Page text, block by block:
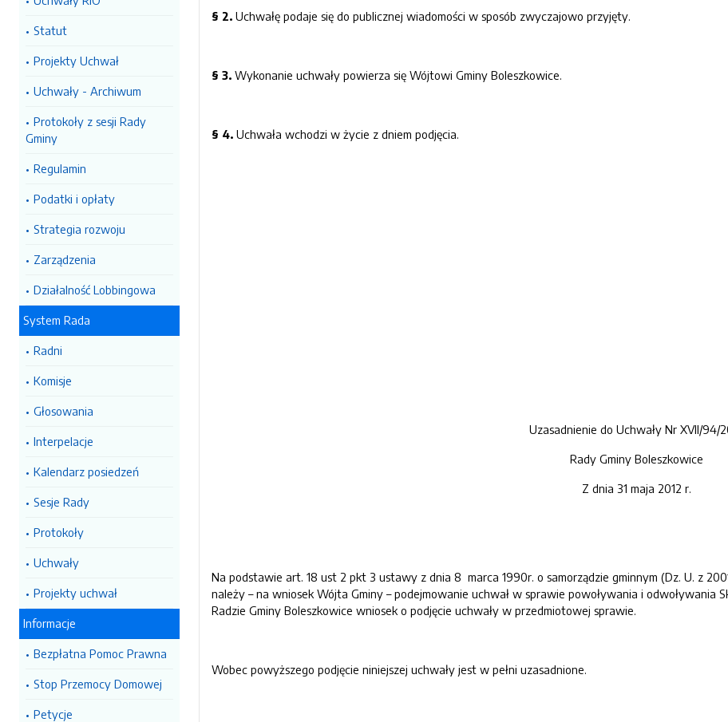
Statut
Projekty Uchwał
Uchwały - Archiwum
Protokoły z sesji Rady
Gminy
Regulamin
Podatki i opłaty
Strategia rozwoju
Zarządzenia
Działalność Lobbingowa
System Rada
Radni
Komisje
Głosowania
Interpelacje
Kalendarz posiedzeń
Sesje Rady
Protokoły
Uchwały
Projekty uchwał
Informacje
Bezpłatna Pomoc Prawna
Stop Przemocy Domowej
Petycje
§ 2. Uchwałę podaje się do publicznej wiadomości w sposób zwyczajowo przyjęty.
§ 3. Wykonanie uchwały powierza się Wójtowi Gminy Boleszkowice.
§ 4. Uchwała wchodzi w życie z dniem podjęcia.
Uzasadnienie do Uchwały Nr XVII/94/
Rady Gminy Boleszkowice
Z dnia 31 maja 2012 r.
Na podstawie art. 18 ust 2 pkt 3 ustawy z dnia 8 marca 1990r. o samorządzie gminnym (Dz. U. z
należy – na wniosek Wójta Gminy – podejmowanie uchwał w sprawie powoływania i odwoływania
Radzie Gminy Boleszkowice wniosek o podjęcie uchwały w przedmiotowej sprawie.
Wobec powyższego podjęcie niniejszej uchwały jest w pełni uzasadnione.